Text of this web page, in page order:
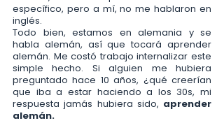
específico, pero a mí, no me hablaron en
inglés.
Todo bien, estamos en alemania y se
habla alemán, así que tocará aprender
alemán. Me costó trabajo internalizar este
simple hecho. Si alguien me hubiera
preguntado hace 10 años, ¿qué creerían
que iba a estar haciendo a los 30s, mi
respuesta jamás hubiera sido, aprender
alemán.